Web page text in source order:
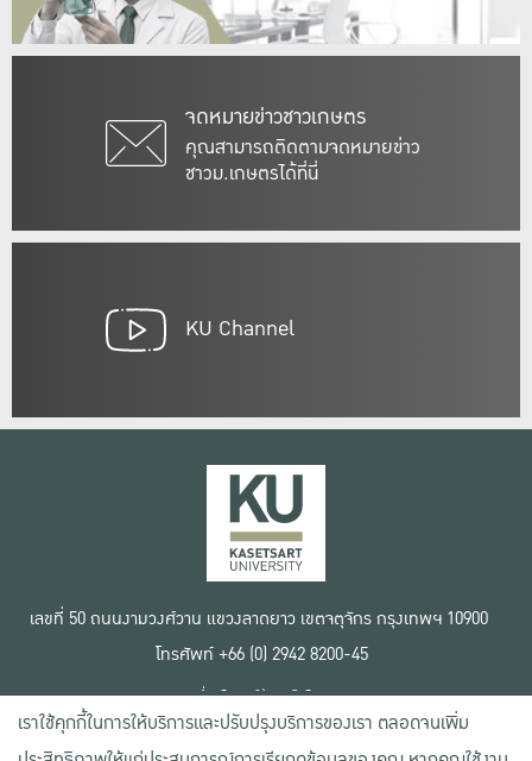
จดหมายข่าวชาวเกษตร
คุณสามารถติดตามจดหมายข่าว
ชาวม.เกษตรได้ที่นี่
KU Channel
เลขที่ 50 ถนนงามวงศ์วาน แขวงลาดยาว เขตจตุจักร กรุงเทพฯ 10900
โทรศัพท์ +66 (0) 2942 8200-45
เงื่อนไขการใช้งานเว็บไซต์
ข้อตกลงด้านสิทธิ์ใช้งาน
นโยบายความเป็นส่วนตัว
เราใช้คุกกี้ในการให้บริการและปรับปรุงบริการของเรา ตลอดจนเพิ่ม